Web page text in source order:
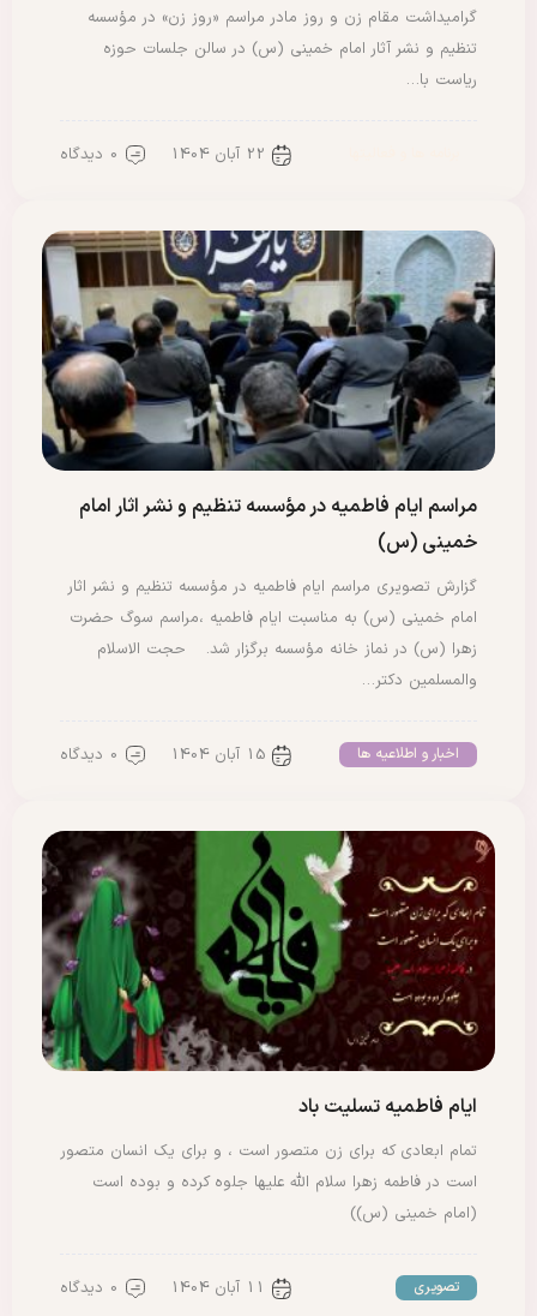
گرامیداشت مقام زن و روز مادر مراسم «روز زن» در مؤسسه
تنظیم و نشر آثار امام خمینی (س) در سالن جلسات حوزه
ریاست با…
22 آبان 1404 0 دیدگاه
مراسم ایام فاطمیه در مؤسسه تنظیم و نشر اثار امام
خمینی (س)
گزارش تصویری مراسم ایام فاطمیه در مؤسسه تنظیم و نشر اثار
امام خمینی (س) به مناسبت ایام فاطمیه ،مراسم سوگ حضرت
زهرا (س) در نماز خانه مؤسسه برگزار شد. حجت الاسلام
والمسلمین دکتر…
اخبار و اطلاعیه ها 15 آبان 1404 0 دیدگاه
ایام فاطمیه تسلیت باد
تمام ابعادی که برای زن متصور است ، و برای یک انسان متصور
است در فاطمه زهرا سلام الله علیها جلوه کرده و بوده است
(امام خمینی (س))
تصویری 11 آبان 1404 0 دیدگاه